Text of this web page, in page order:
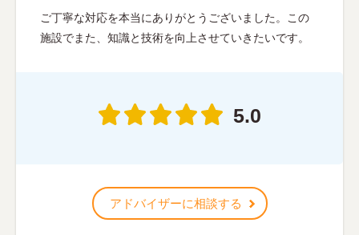
ご丁寧な対応を本当にありがとうございました。この
施設でまた、知識と技術を向上させていきたいです。
5.0
アドバイザーに相談する